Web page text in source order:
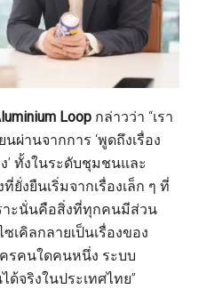
Loop กล่าวว่า “เรา
ผ่านจากการ ‘พูดถึงเรื่อง
’ ทั้งในระดับชุมชนและ
ยั่งยืนเริ่มจากเรื่องเล็ก ๆ ที่
าะนั่นคือสิ่งที่ทุกคนมีส่วน
ซเคิลกลายเป็นเรื่องของ
ครคนใดคนหนึ่ง ระบบ
ด้จริงในประเทศไทย”